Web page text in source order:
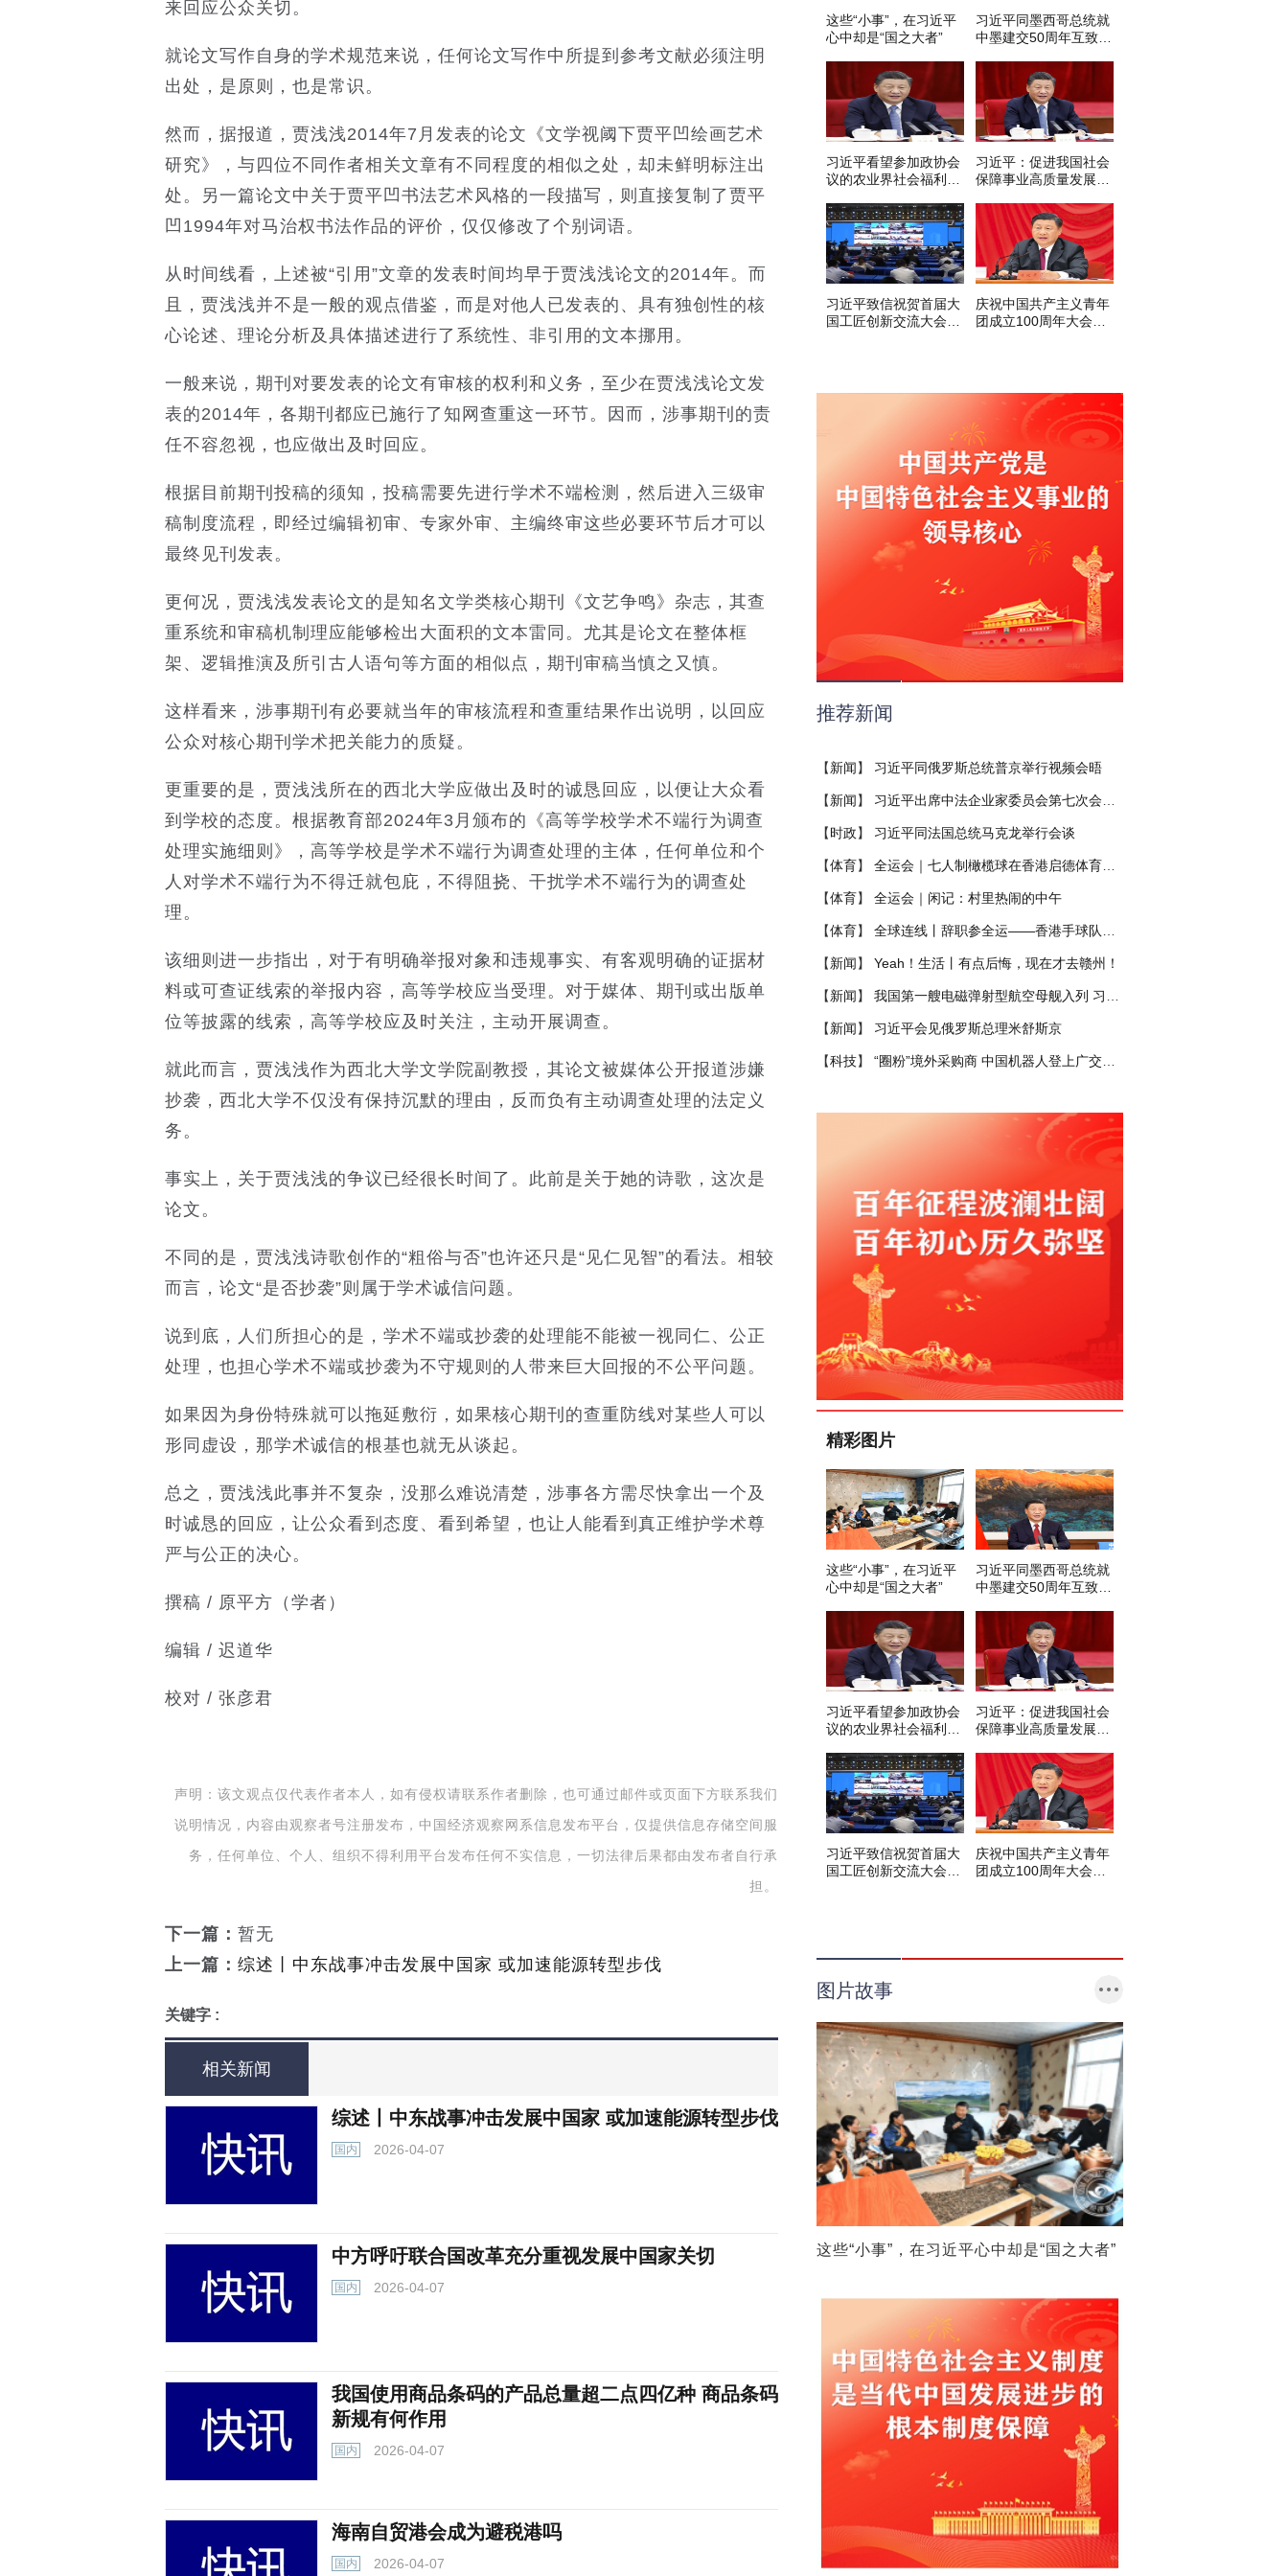
来回应公众关切。
就论文写作自身的学术规范来说，任何论文写作中所提到参考文献必须注明
出处，是原则，也是常识。
然而，据报道，贾浅浅2014年7月发表的论文《文学视阈下贾平凹绘画艺术
研究》，与四位不同作者相关文章有不同程度的相似之处，却未鲜明标注出
处。另一篇论文中关于贾平凹书法艺术风格的一段描写，则直接复制了贾平
凹1994年对马治权书法作品的评价，仅仅修改了个别词语。
从时间线看，上述被“引用”文章的发表时间均早于贾浅浅论文的2014年。而
且，贾浅浅并不是一般的观点借鉴，而是对他人已发表的、具有独创性的核
心论述、理论分析及具体描述进行了系统性、非引用的文本挪用。
一般来说，期刊对要发表的论文有审核的权利和义务，至少在贾浅浅论文发
表的2014年，各期刊都应已施行了知网查重这一环节。因而，涉事期刊的责
任不容忽视，也应做出及时回应。
根据目前期刊投稿的须知，投稿需要先进行学术不端检测，然后进入三级审
稿制度流程，即经过编辑初审、专家外审、主编终审这些必要环节后才可以
最终见刊发表。
更何况，贾浅浅发表论文的是知名文学类核心期刊《文艺争鸣》杂志，其查
重系统和审稿机制理应能够检出大面积的文本雷同。尤其是论文在整体框
架、逻辑推演及所引古人语句等方面的相似点，期刊审稿当慎之又慎。
这样看来，涉事期刊有必要就当年的审核流程和查重结果作出说明，以回应
公众对核心期刊学术把关能力的质疑。
更重要的是，贾浅浅所在的西北大学应做出及时的诚恳回应，以便让大众看
到学校的态度。根据教育部2024年3月颁布的《高等学校学术不端行为调查
处理实施细则》，高等学校是学术不端行为调查处理的主体，任何单位和个
人对学术不端行为不得迁就包庇，不得阻挠、干扰学术不端行为的调查处
理。
该细则进一步指出，对于有明确举报对象和违规事实、有客观明确的证据材
料或可查证线索的举报内容，高等学校应当受理。对于媒体、期刊或出版单
位等披露的线索，高等学校应及时关注，主动开展调查。
就此而言，贾浅浅作为西北大学文学院副教授，其论文被媒体公开报道涉嫌
抄袭，西北大学不仅没有保持沉默的理由，反而负有主动调查处理的法定义
务。
事实上，关于贾浅浅的争议已经很长时间了。此前是关于她的诗歌，这次是
论文。
不同的是，贾浅浅诗歌创作的“粗俗与否”也许还只是“见仁见智”的看法。相较
而言，论文“是否抄袭”则属于学术诚信问题。
说到底，人们所担心的是，学术不端或抄袭的处理能不能被一视同仁、公正
处理，也担心学术不端或抄袭为不守规则的人带来巨大回报的不公平问题。
如果因为身份特殊就可以拖延敷衍，如果核心期刊的查重防线对某些人可以
形同虚设，那学术诚信的根基也就无从谈起。
总之，贾浅浅此事并不复杂，没那么难说清楚，涉事各方需尽快拿出一个及
时诚恳的回应，让公众看到态度、看到希望，也让人能看到真正维护学术尊
严与公正的决心。
撰稿 / 原平方（学者）
编辑 / 迟道华
校对 / 张彦君
声明：该文观点仅代表作者本人，如有侵权请联系作者删除，也可通过邮件或页面下方联系我们
说明情况，内容由观察者号注册发布，中国经济观察网系信息发布平台，仅提供信息存储空间服
务，任何单位、个人、组织不得利用平台发布任何不实信息，一切法律后果都由发布者自行承
担。
下一篇： 暂无
上一篇： 综述丨中东战事冲击发展中国家 或加速能源转型步伐
关键字 :
相关新闻
综述丨中东战事冲击发展中国家 或加速能源转型步伐
国内 2026-04-07
中方呼吁联合国改革充分重视发展中国家关切
国内 2026-04-07
我国使用商品条码的产品总量超二点四亿种 商品条码
新规有何作用
国内 2026-04-07
海南自贸港会成为避税港吗
国内 2026-04-07
这些“小事”，在习近平
心中却是“国之大者”
习近平同墨西哥总统就
中墨建交50周年互致贺
习近平看望参加政协会
议的农业界社会福利和
习近平：促进我国社会
保障事业高质量发展、
习近平致信祝贺首届大
国工匠创新交流大会举
庆祝中国共产主义青年
团成立100周年大会在
推荐新闻
【新闻】 习近平同俄罗斯总统普京举行视频会晤
【新闻】 习近平出席中法企业家委员会第七次会议闭幕式并致辞
【时政】 习近平同法国总统马克龙举行会谈
【体育】 全运会｜七人制橄榄球在香港启德体育园开赛
【体育】 全运会｜闲记：村里热闹的中午
【体育】 全球连线丨辞职参全运——香港手球队的“热血奇迹”
【新闻】 Yeah！生活丨有点后悔，现在才去赣州！
【新闻】 我国第一艘电磁弹射型航空母舰入列 习近平出席入列授旗仪式并登舰视察
【新闻】 习近平会见俄罗斯总理米舒斯京
【科技】 “圈粉”境外采购商 中国机器人登上广交会“主舞台”
精彩图片
这些“小事”，在习近平
心中却是“国之大者”
习近平同墨西哥总统就
中墨建交50周年互致贺
习近平看望参加政协会
议的农业界社会福利和
习近平：促进我国社会
保障事业高质量发展、
习近平致信祝贺首届大
国工匠创新交流大会举
庆祝中国共产主义青年
团成立100周年大会在
图片故事
这些“小事”，在习近平心中却是“国之大者”